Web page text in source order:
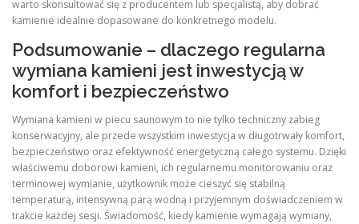
warto skonsultować się z producentem lub specjalistą, aby dobrać
kamienie idealnie dopasowane do konkretnego modelu.
Podsumowanie – dlaczego regularna
wymiana kamieni jest inwestycją w
komfort i bezpieczeństwo
Wymiana kamieni w piecu saunowym to nie tylko techniczny zabieg
konserwacyjny, ale przede wszystkim inwestycja w długotrwały komfort,
bezpieczeństwo oraz efektywność energetyczną całego systemu. Dzięki
właściwemu doborowi kamieni, ich regularnemu monitorowaniu oraz
terminowej wymianie, użytkownik może cieszyć się stabilną
temperaturą, intensywną parą wodną i przyjemnym doświadczeniem w
trakcie każdej sesji. Świadomość, kiedy kamienie wymagają wymiany,